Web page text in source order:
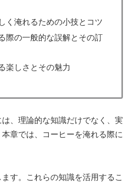
く淹れるための小技とコツ
際の一般的な誤解とその訂
楽しさとその魅力
、理論的な知識だけでなく、実
章では、コーヒーを淹れる際に
す。これらの知識を活用するこ